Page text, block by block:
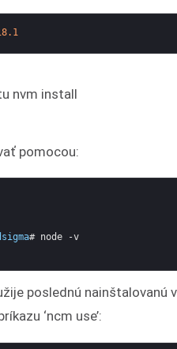
pomocou:
# node -v
poslednú nainštalovanú
‘ncm use’: